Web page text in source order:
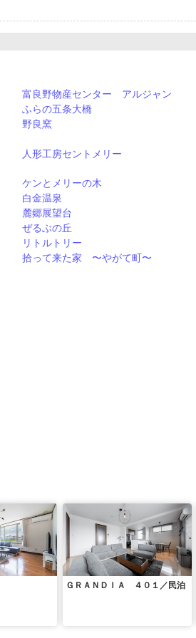
富良野物産センター アルジャン
ふらの五条大橋
野良窯
人形工房セントメリー
ケンとメリーの木
白金温泉
麓郷展望台
ぜるぶの丘
リトルトリー
拾って来た家 〜やがて町〜
ＧＲＡＮＤＩＡ ４０１／民泊